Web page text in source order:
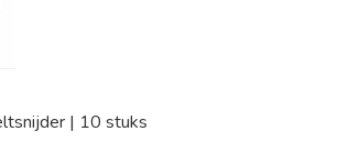
| 10 stuks